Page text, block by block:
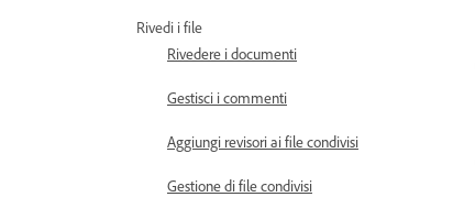
Rivedi i file
Rivedere i documenti
Gestisci i commenti
Aggiungi revisori ai file condivisi
Gestione di file condivisi